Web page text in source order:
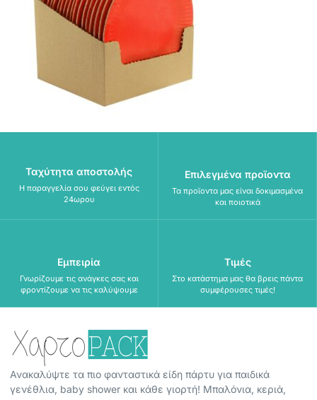
Ταχύτητα αποστολής
Η παραγγελία σου φεύγει εντός
24ωρου
Επιλεγμένα προϊοντα
Τα προϊοντα μας είναι δοκιμασμένα
και ποιοτικά
Εμπειρία
Γνωρίζουμε τις ανάγκες σας και
φροντίζουμε να τις καλύψουμε
Τιμές
Στο κατάστημα μας θα βρεις πάντα
συμφέρουσες τιμές!
Ανακαλύψτε τα πιο φανταστικά είδη πάρτυ για παιδικά
γενέθλια, baby shower και κάθε γιορτή! Μπαλόνια, κεριά,